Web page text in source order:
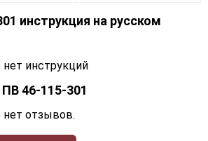
инструкция на русском
инструкций
ПВ 46-115-301
нет отзывов.